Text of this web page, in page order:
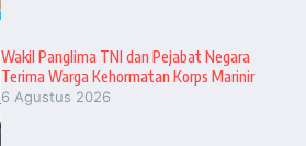
Wakil Panglima TNI dan Pejabat Negara
Terima Warga Kehormatan Korps Marinir
6 Agustus 2026